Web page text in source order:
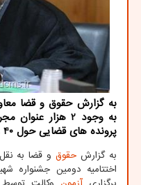
به گزارش حقوق و قضا
به وجود 2 هزار
پرونده های قضایی حول 40 عنوان مجرمانه تشکیل می شود.
به گزارش حقوقو قضا به نقل
اختتامیه دومین جشنواره